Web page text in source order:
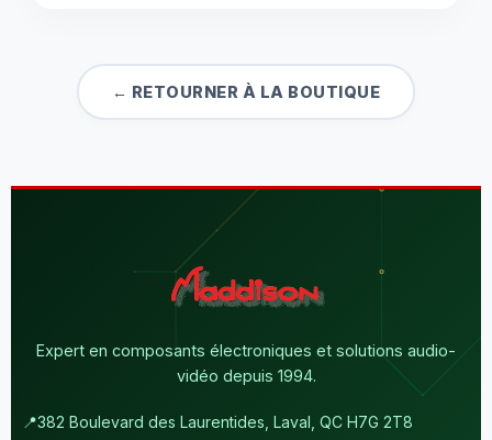
← RETOURNER À LA BOUTIQUE
Expert en composants électroniques et solutions audio-
vidéo depuis 1994.
📍382 Boulevard des Laurentides, Laval, QC H7G 2T8